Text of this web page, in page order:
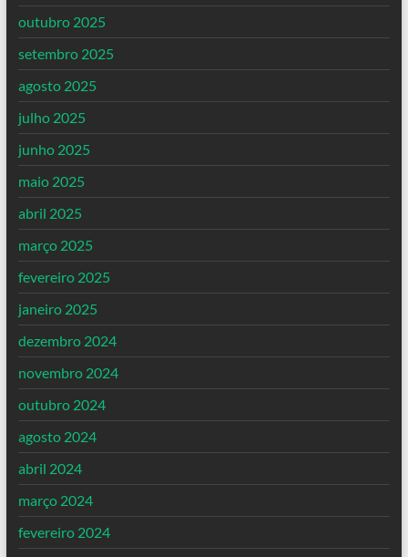
outubro 2025
setembro 2025
agosto 2025
julho 2025
junho 2025
maio 2025
abril 2025
março 2025
fevereiro 2025
janeiro 2025
dezembro 2024
novembro 2024
outubro 2024
agosto 2024
abril 2024
março 2024
fevereiro 2024